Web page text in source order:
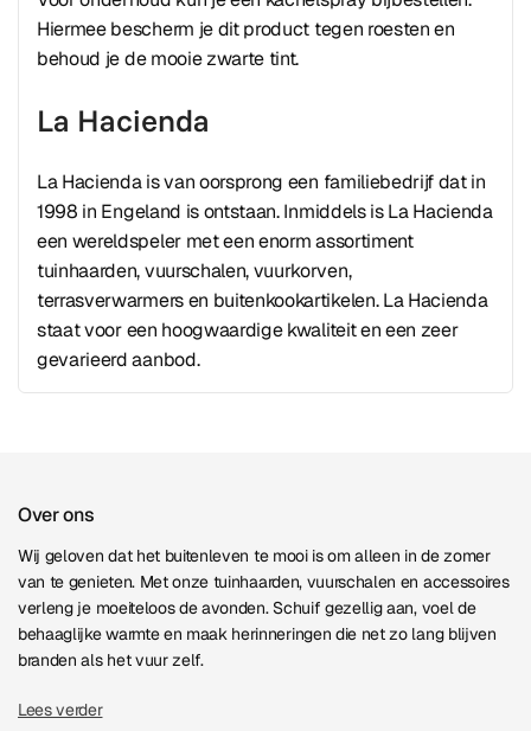
Hiermee bescherm je dit product tegen roesten en
behoud je de mooie zwarte tint.
La Hacienda
La Hacienda is van oorsprong een familiebedrijf dat in
1998 in Engeland is ontstaan. Inmiddels is La Hacienda
een wereldspeler met een enorm assortiment
tuinhaarden, vuurschalen, vuurkorven,
terrasverwarmers en buitenkookartikelen. La Hacienda
staat voor een hoogwaardige kwaliteit en een zeer
gevarieerd aanbod.
Over ons
Wij geloven dat het buitenleven te mooi is om alleen in de zomer
van te genieten. Met onze tuinhaarden, vuurschalen en accessoires
verleng je moeiteloos de avonden. Schuif gezellig aan, voel de
behaaglijke warmte en maak herinneringen die net zo lang blijven
branden als het vuur zelf.
Lees verder